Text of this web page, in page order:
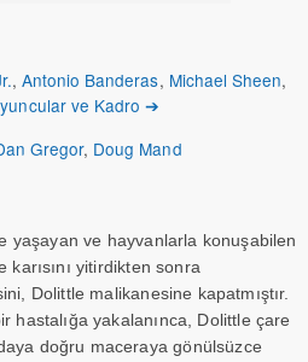
, Antonio Banderas, Michael Sheen,
ve Kadro ➔
Gregor, Doug Mand
yaşayan ve hayvanlarla konuşabilen
yitirdikten sonra
Dolittle malikanesine kapatmıştır.
hastalığa yakalanınca, Dolittle çare
doğru maceraya gönülsüzce